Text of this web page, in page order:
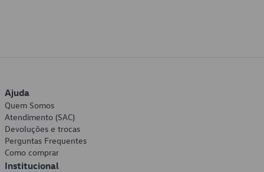
Ajuda
Quem Somos
Atendimento (SAC)
Devoluções e trocas
Perguntas Frequentes
Como comprar
Institucional